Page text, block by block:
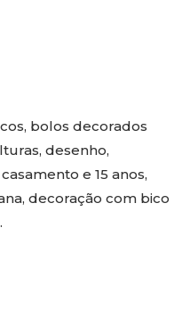
bolos decorados
desenho,
e 15 anos,
decoração com bico